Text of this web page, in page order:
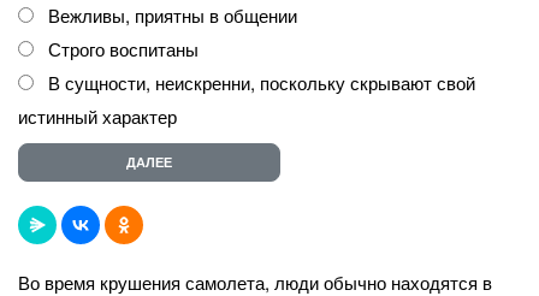
Вежливы, приятны в общении
Строго воспитаны
В сущности, неискренни, поскольку скрывают свой
истинный характер
Во время крушения самолета, люди обычно находятся в